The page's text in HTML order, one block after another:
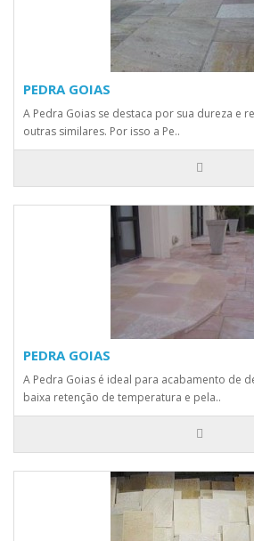
PEDRA GOIAS
A Pedra Goias se destaca por sua dureza e
outras similares. Por isso a Pe..
PEDRA GOIAS
A Pedra Goias é ideal para acabamento de
baixa retenção de temperatura e pela..